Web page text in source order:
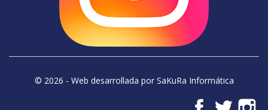
© 2026 - Web desarrollada por SaKuRa Informática